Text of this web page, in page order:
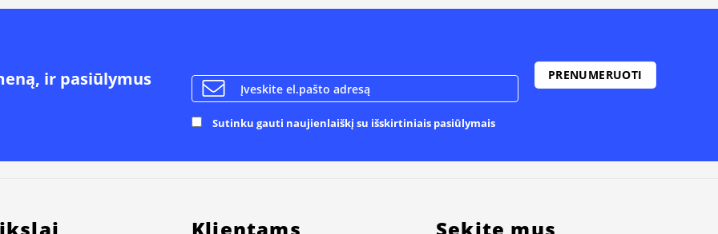
ir pasiūlymus
Sutinku gauti naujienlaiškį su išskirtiniais pasiūlymais
Klientams Sekite mus